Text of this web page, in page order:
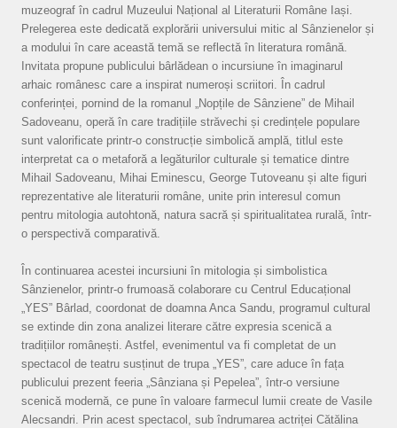
muzeograf în cadrul Muzeului Național al Literaturii Române Iași.
Prelegerea este dedicată explorării universului mitic al Sânzienelor și
a modului în care această temă se reflectă în literatura română.
Invitata propune publicului bârlădean o incursiune în imaginarul
arhaic românesc care a inspirat numeroși scriitori. În cadrul
conferinței, pornind de la romanul „Nopțile de Sânziene” de Mihail
Sadoveanu, operă în care tradițiile străvechi și credințele populare
sunt valorificate printr-o construcție simbolică amplă, titlul este
interpretat ca o metaforă a legăturilor culturale și tematice dintre
Mihail Sadoveanu, Mihai Eminescu, George Tutoveanu și alte figuri
reprezentative ale literaturii române, unite prin interesul comun
pentru mitologia autohtonă, natura sacră și spiritualitatea rurală, într-
o perspectivă comparativă.
În continuarea acestei incursiuni în mitologia și simbolistica
Sânzienelor, printr-o frumoasă colaborare cu Centrul Educațional
„YES” Bârlad, coordonat de doamna Anca Sandu, programul cultural
se extinde din zona analizei literare către expresia scenică a
tradițiilor românești. Astfel, evenimentul va fi completat de un
spectacol de teatru susținut de trupa „YES”, care aduce în fața
publicului prezent feeria „Sânziana și Pepelea”, într-o versiune
scenică modernă, ce pune în valoare farmecul lumii create de Vasile
Alecsandri. Prin acest spectacol, sub îndrumarea actriței Cătălina